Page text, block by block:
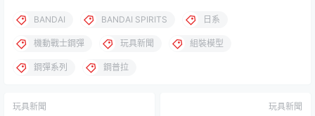
BANDAI BANDAI SPIRITS 日系
機動戰士鋼彈 玩具新聞 組裝模型
鋼彈系列 鋼普拉
玩具新聞 玩具新聞